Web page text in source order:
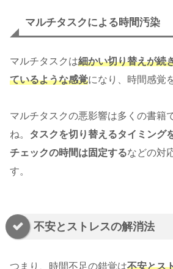
マルチタスクによる時間汚染
マルチタスクは細かい切り替えが続
ているような感覚になり、時間感覚
マルチタスクの悪影響は多くの書籍
ね。
タスクを切り替えるタイミング
チェックの時間は固定するなどの対
す。
不安とストレスの解消法
つまり、時間不足の錯覚は不安とス